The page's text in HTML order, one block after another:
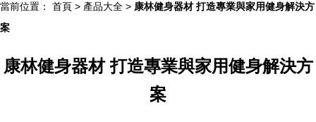
當前位置： 首頁 > 產品大全 > 康林健身器材 打造專業與家用健身解決方
案
康林健身器材 打造專業與家用健身解決方
案